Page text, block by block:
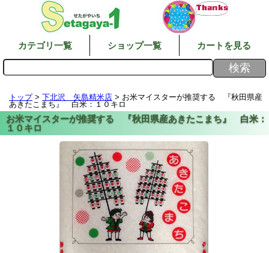
カテゴリ一覧 ショップ一覧 カートを見る
トップ> 下北沢 矢島精米店 > お米マイスターが推奨する 『秋田県産
あきたこまち』 白米：１０キロ